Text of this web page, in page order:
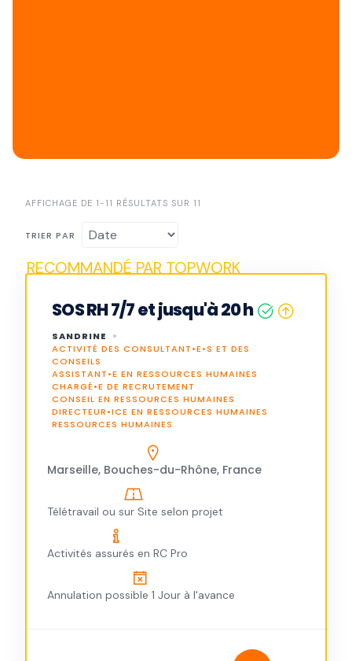
AFFICHAGE DE 1-11 RÉSULTATS SUR 11
TRIER PAR
SOS RH 7/7 et jusqu'à 20 h
SANDRINE
ACTIVITÉ DES CONSULTANT•E•S ET DES
CONSEILS
ASSISTANT•E EN RESSOURCES HUMAINES
CHARGÉ•E DE RECRUTEMENT
CONSEIL EN RESSOURCES HUMAINES
DIRECTEUR•ICE EN RESSOURCES HUMAINES
RESSOURCES HUMAINES
Marseille, Bouches-du-Rhône, France
Télétravail ou sur Site selon projet
Activités assurés en RC Pro
Annulation possible 1 Jour à l'avance